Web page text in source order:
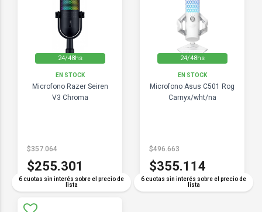
24/48hs
EN STOCK
Microfono Razer Seiren
V3 Chroma
6 cuotas sin interés sobre el precio de
lista
$357.064
$255.301
24/48hs
EN STOCK
Microfono Asus C501 Rog
Carnyx/wht/na
6 cuotas sin interés sobre el precio de
lista
$496.663
$355.114